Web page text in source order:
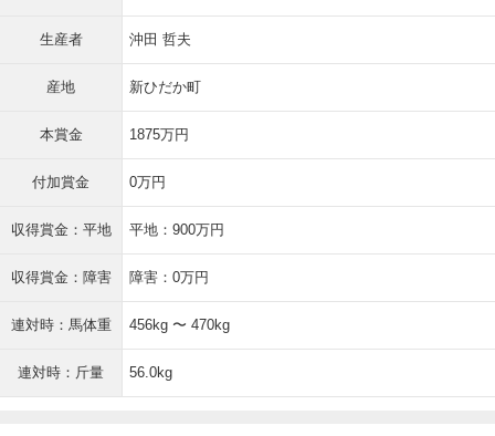
生産者 沖田 哲夫
産地 新ひだか町
本賞金 1875万円
付加賞金 0万円
収得賞金：平地 平地：900万円
収得賞金：障害 障害：0万円
連対時：馬体重 456kg 〜 470kg
連対時：斤量 56.0kg